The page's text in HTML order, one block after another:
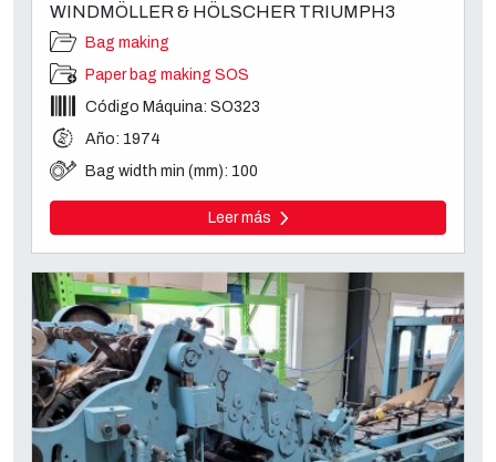
WINDMÖLLER & HÖLSCHER TRIUMPH3
Bag making
Paper bag making SOS
Código Máquina: SO323
Año: 1974
Bag width min (mm): 100
Leer más